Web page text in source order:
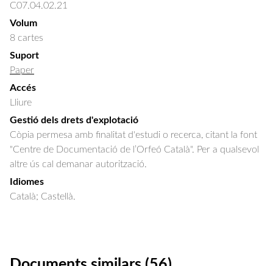
C07.04.02.21
Volum
8 cartes
Suport
Paper
Accés
Lliure
Gestió dels drets d'explotació
Còpia permesa amb finalitat d'estudi o recerca, citant la font
"Centre de Documentació de l’Orfeó Català". Per a qualsevol
altre ús cal demanar autorització.
Idiomes
Català; Castellà.